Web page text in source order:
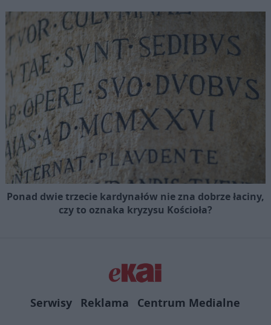
Ponad dwie trzecie kardynałów nie zna dobrze łaciny,
czy to oznaka kryzysu Kościoła?
Serwisy Reklama Centrum Medialne